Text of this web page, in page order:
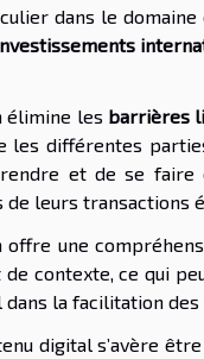
dans le domaine
élimine les barrières
les différentes
et de se faire
leurs transactions
une
contexte, ce qui
la facilitation des
digital s’avère